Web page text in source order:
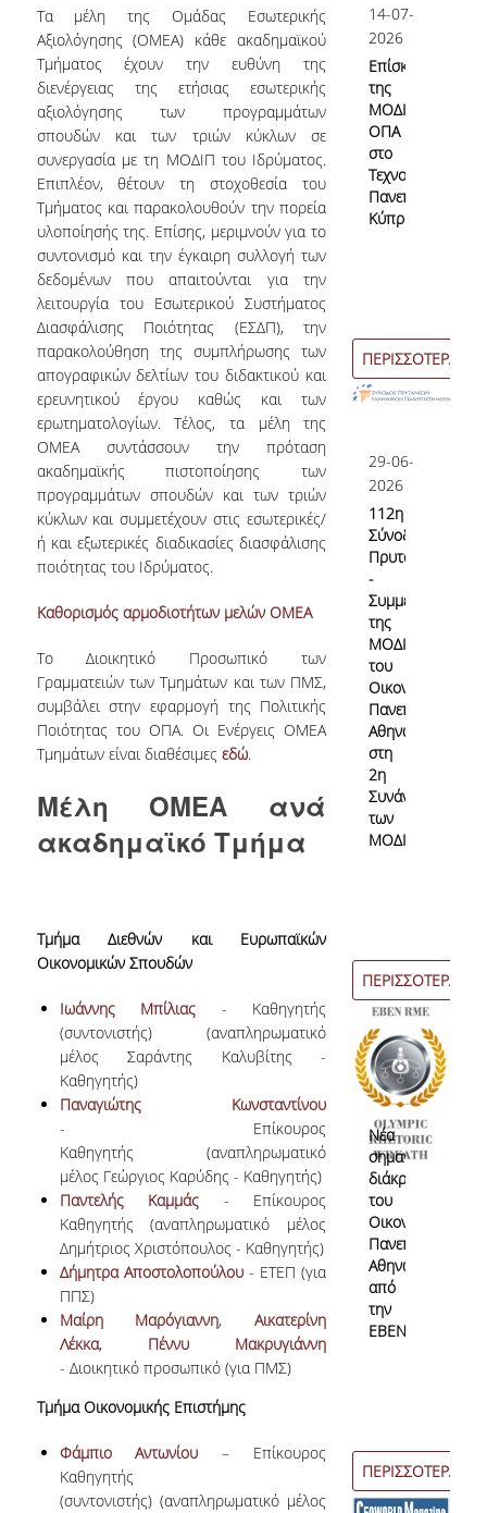
ΕΣΠΑ ΜΟΔΙΠ
ΕΣΠΑ 2020-23
ΕΣΠΑ 2007-13
Σύστημα Διασφάλισης Ποιότητας
Πολιτική Διασφάλισης Ποιότητας
Εσωτερικό Σύστημα Διασφάλισης Ποιότητας
Σκοπός & Πεδίο Εφαρμογής του ΕΣΔΠ
Δομή του ΕΣΔΠ
Εγχειρίδιο Ποιότητας
Στοχοθεσία Ποιότητας
Πληροφοριακό Σύστημα
Εσωτερικών Εκθέσεων
Εσωτερική Αξιολόγηση
Από τους Φοιτητές
Αξιολόγηση Μαθήματος / Διδασκαλίας ΠΜΣ
Αξιολόγηση Εκπαιδευτικών Εργαστηρίων
Έρευνα Τελειοφοίτων
Στατιστικά
Ακαδημαϊκών Τμημάτων
Εσωτερικές Εκθέσεις
Χρήσιμο υλικό
Υπηρεσιών
Ιδρύματος
Εξωτερική Αξιολόγηση
Πιστοποίηση
ΕΣΔΠ
Τα μέλη της Ομάδας Εσωτερικής
Αξιολόγησης (ΟΜΕΑ) κάθε ακαδημαϊκού
Τμήματος έχουν την ευθύνη της
διενέργειας της ετήσιας εσωτερικής
αξιολόγησης των προγραμμάτων
σπουδών και των τριών κύκλων σε
συνεργασία με τη ΜΟΔΙΠ του Ιδρύματος.
Επιπλέον, θέτουν τη στοχοθεσία του
Τμήματος και παρακολουθούν την πορεία
υλοποίησής της. Επίσης, μεριμνούν για το
συντονισμό και την έγκαιρη συλλογή των
δεδομένων που απαιτούνται για την
λειτουργία του Εσωτερικού Συστήματος
Διασφάλισης Ποιότητας (ΕΣΔΠ), την
παρακολούθηση της συμπλήρωσης των
απογραφικών δελτίων του διδακτικού και
ερευνητικού έργου καθώς και των
ερωτηματολογίων. Τέλος, τα μέλη της
ΟΜΕΑ συντάσσουν την πρόταση
ακαδημαϊκής πιστοποίησης των
προγραμμάτων σπουδών και των τριών
κύκλων και συμμετέχουν στις εσωτερικές/
ή και εξωτερικές διαδικασίες διασφάλισης
ποιότητας του Ιδρύματος.
Καθορισμός αρμοδιοτήτων μελών ΟΜΕΑ
Το Διοικητικό Προσωπικό των
Γραμματειών των Τμημάτων και των ΠΜΣ,
συμβάλει στην εφαρμογή της Πολιτικής
Ποιότητας του ΟΠΑ. Οι Ενέργεις ΟΜΕΑ
Τμημάτων είναι διαθέσιμες εδώ.
Μέλη ΟΜΕΑ ανά
ακαδημαϊκό Τμήμα
Τμήμα Διεθνών και Ευρωπαϊκών
Οικονομικών Σπουδών
Ιωάννης Μπίλιας - Καθηγητής
(συντονιστής) (αναπληρωματικό
μέλος Σαράντης Καλυβίτης -
Καθηγητής)
Παναγιώτης Κωνσταντίνου
- Επίκουρος
Καθηγητής (αναπληρωματικό
μέλος Γεώργιος Καρύδης - Καθηγητής)
Παντελής Καμμάς - Επίκουρος
Καθηγητής (αναπληρωματικό μέλος
Δημήτριος Χριστόπουλος - Καθηγητής)
Δήμητρα Αποστολοπούλου- ΕΤΕΠ (για
ΠΠΣ)
Μαίρη Μαρόγιαννη,Αικατερίνη
Λέκκα, Πέννυ Μακρυγιάννη
- Διοικητικό προσωπικό (για ΠΜΣ)
Τμήμα Οικονομικής Επιστήμης
Φάμπιο Αντωνίου – Επίκουρος
Καθηγητής
(συντονιστής) (αναπληρωματικό μέλος
14-07-
2026
Επίσκεψη
της
ΜΟΔΙΠ
ΟΠΑ
στο
Τεχνολογικό
Πανεπιστήμιο
Κύπρου
ΠΕΡΙΣΣΟΤΕΡΑ
29-06-
2026
112η
Σύνοδο
Πρυτάνεων
-
Συμμετοχή
της
ΜΟΔΙΠ
του
Οικονομικού
Πανεπιστημίου
Αθηνών
στη
2η
Συνάντηση
των
ΜΟΔΙΠ
ΠΕΡΙΣΣΟΤΕΡΑ
15-06-
2026
Νέα
σημαντική
διάκριση
του
Οικονομικού
Πανεπιστημίου
Αθηνών
από
την
ΕΒΕΝ
ΠΕΡΙΣΣΟΤΕΡΑ